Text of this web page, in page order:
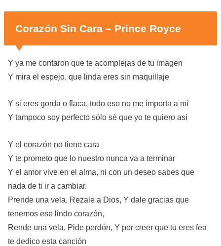
Corazón Sin Cara – Prince Royce
Y ya me contaron que te acomplejas de tu imagen
Y mira el espejo, que linda eres sin maquillaje
Y si eres gorda o flaca, todo eso no me importa a mí
Y tampoco soy perfecto sólo sé que yo te quiero así
Y el corazón no tiene cara
Y te prometo que lo nuestro nunca va a terminar
Y el amor vive en el alma, ni con un deseo sabes que
nada de ti ir a cambiar,
Prende una vela, Rezale a Dios, Y dale gracias que
tenemos ese lindo corazón,
Rende una vela, Pide perdón, Y por creer que tu eres fea
te dedico esta canción